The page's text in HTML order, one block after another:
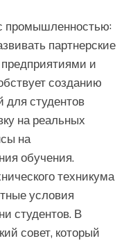
промышленностью:
партнерские
и
созданию
для студентов
на реальных
на
обучения.
техникума
условия
студентов. В
совет, который